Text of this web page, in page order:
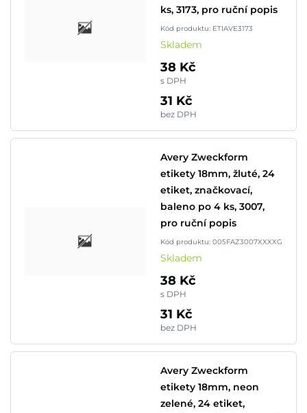
ks, 3173, pro ruční popis
Kód produktu: ETIAVE3173
Skladem
38 Kč
s DPH
31 Kč
bez DPH
Avery Zweckform
etikety 18mm, žluté, 24
etiket, značkovací,
baleno po 4 ks, 3007,
pro ruční popis
Kód produktu: 005FAZ3007XXXXG
Skladem
38 Kč
s DPH
31 Kč
bez DPH
Avery Zweckform
etikety 18mm, neon
zelené, 24 etiket,